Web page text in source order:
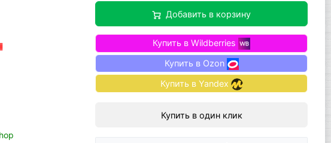
Добавить в корзину
Купить в Wildberries
Купить в Ozon
Купить в Yandex
Купить в один клик